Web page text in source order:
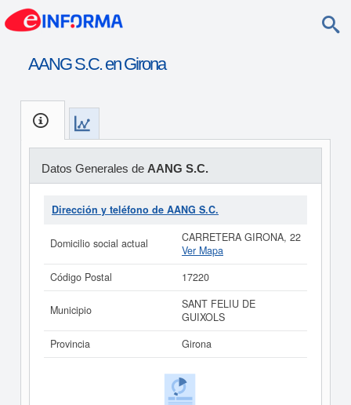
AANG S.C. en Girona
Datos Generales de AANG S.C.
Dirección y teléfono de AANG S.C.
Domicilio social actual
CARRETERA GIRONA, 22
Ver Mapa
Código Postal
17220
Municipio
SANT FELIU DE
GUIXOLS
Provincia
Girona